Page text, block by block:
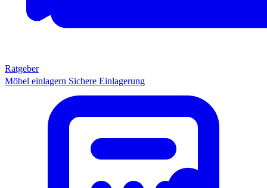
Möbel einlagern Sichere Einlagerung
Ratgeber